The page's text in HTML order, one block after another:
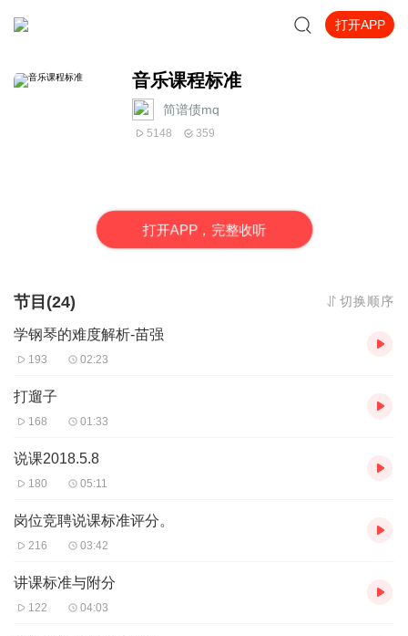
打开APP
音乐课程标准
简谱债mq
5148 359
打开APP，完整收听
节目(24) 切换顺序
学钢琴的难度解析-苗强
193 02:23
打遛子
168 01:33
说课2018.5.8
180 05:11
岗位竞聘说课标准评分。
216 03:42
讲课标准与附分
122 04:03